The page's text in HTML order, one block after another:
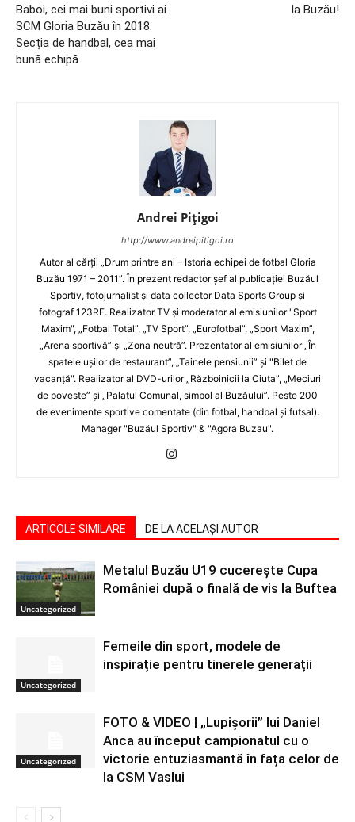
Baboi, cei mai buni sportivi ai
SCM Gloria Buzău în 2018.
Secția de handbal, cea mai
bună echipă
la Buzău!
Andrei Pițigoi
http://www.andreipitigoi.ro
Autor al cărţii „Drum printre ani – Istoria echipei de fotbal Gloria
Buzău 1971 – 2011”. În prezent redactor şef al publicaţiei Buzăul
Sportiv, fotojurnalist şi data collector Data Sports Group şi
fotograf 123RF. Realizator TV şi moderator al emisiunilor "Sport
Maxim", „Fotbal Total”, „TV Sport”, „Eurofotbal”, „Sport Maxim”,
„Arena sportivă” şi „Zona neutră”. Prezentator al emisiunilor „În
spatele uşilor de restaurant”, „Tainele pensiunii” şi "Bilet de
vacanţă". Realizator al DVD-urilor „Războinicii la Ciuta”, „Meciuri
de poveste” şi „Palatul Comunal, simbol al Buzăului”. Peste 200
de evenimente sportive comentate (din fotbal, handbal şi futsal).
Manager "Buzăul Sportiv" & "Agora Buzau".
ARTICOLE SIMILARE DE LA ACELAȘI AUTOR
Uncategorized
Metalul Buzău U19 cucerește Cupa
României după o finală de vis la Buftea
Uncategorized
Femeile din sport, modele de
inspirație pentru tinerele generații
Uncategorized
FOTO & VIDEO | „Lupișorii” lui Daniel
Anca au început campionatul cu o
victorie entuziasmantă în fața celor de
la CSM Vaslui